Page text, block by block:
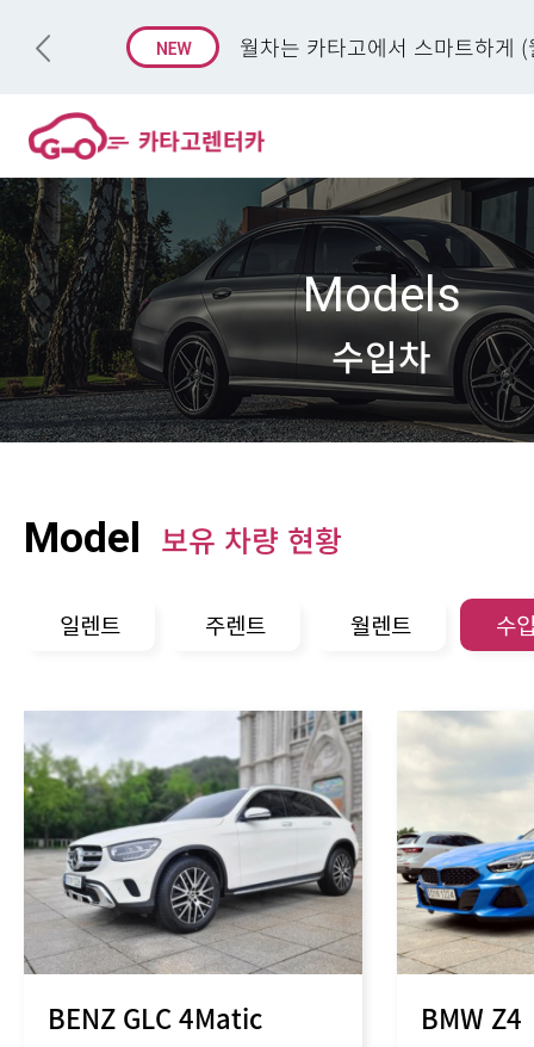
월차는 카타고에서 스마트하게
Models
수입차
Model 보유 차량 현황
일렌트 주렌트 월렌트 수
BENZ GLC 4Matic BMW Z4